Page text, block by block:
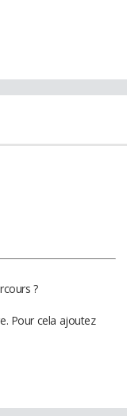
?
Pour cela ajoutez